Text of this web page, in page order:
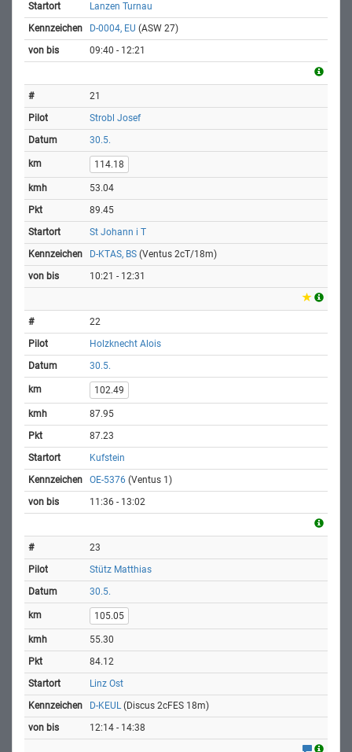
Lanzen Turnau
D-0004, EU (ASW 27)
09:40 - 12:21
21
Strobl Josef
30.5.
114.18
53.04
89.45
St Johann i T
D-KTAS, BS (Ventus 2cT/18m)
10:21 - 12:31
22
Holzknecht Alois
30.5.
102.49
87.95
87.23
Kufstein
OE-5376 (Ventus 1)
11:36 - 13:02
23
Stütz Matthias
30.5.
105.05
55.30
84.12
Linz Ost
D-KEUL (Discus 2cFES 18m)
12:14 - 14:38